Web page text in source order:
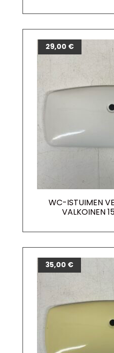
WC-ISTUIMEN
VALKOINEN
29,00 €
35,00 €